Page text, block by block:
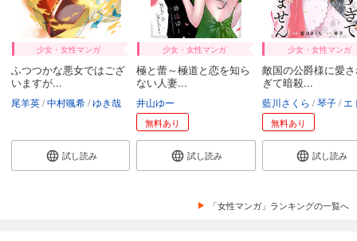
少女・女性マンガ
ふつつかな悪女ではござ
いますが...
尾羊英 中村颯希 ゆき哉
試し読み
少女・女性マンガ
極と蕾～極道と恋を知ら
ない人妻...
井山ゆー
無料あり
試し読み
少女・女性マンガ
敵国の公爵様に愛
ぎて暗殺...
藍川さくら 琴子 エトワー
無料あり
試し読み
「女性マンガ」ランキングの一覧へ